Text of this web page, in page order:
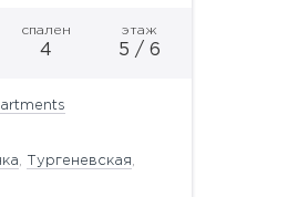
спален
4
этаж
5 / 6
Тургеневская